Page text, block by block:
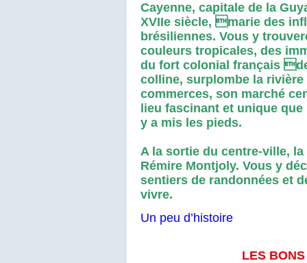
Cayenne, capitale de la
XVIIe siècle, marie des
brésiliennes. Vous y
couleurs tropicales, des
du fort colonial français
colline, surplombe la
commerces, son marché
lieu fascinant et unique
y a mis les pieds.
A la sortie du centre-ville,
Rémire Montjoly. Vous y
sentiers de randonnées et
vivre.
Un peu d’histoire
LES